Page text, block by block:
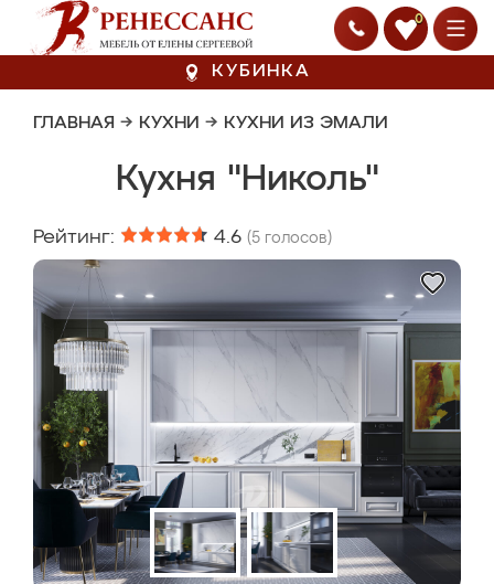
0
КУБИНКА
ГЛАВНАЯ → КУХНИ → КУХНИ ИЗ ЭМАЛИ
Кухня "Николь"
Рейтинг: 4.6 (5 голосов)